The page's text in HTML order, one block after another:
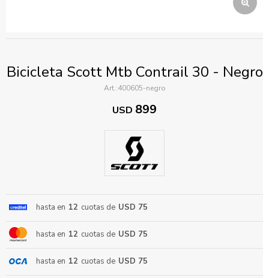
Bicicleta Scott Mtb Contrail 30 - Negro
400605-negro
USD 899
hasta en 12 cuotas de USD 75
hasta en 12 cuotas de USD 75
hasta en 12 cuotas de USD 75